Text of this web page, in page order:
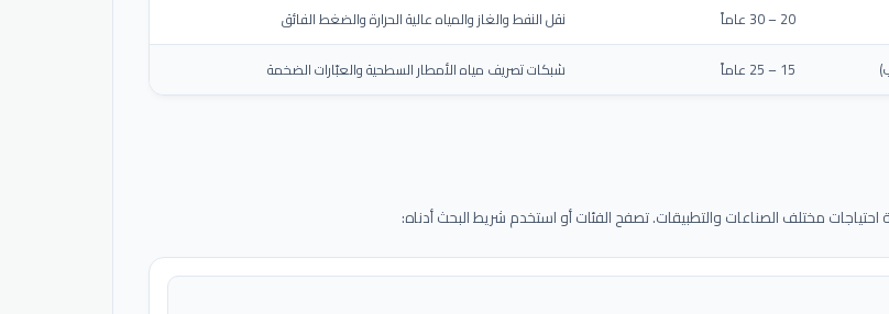
20 – 30 عاماً
نقل النفط والغاز والمياه عالية الحرارة والضغط الفائق
15 – 25 عاماً شبكات تصريف مياه الأمطار السطحية والعبّارات الضخمة
مختلف الصناعات والتطبيقات. تصفح الفئات أو استخدم شريط البحث أدناه: